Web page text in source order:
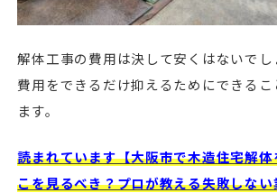
解体工事の費用は決して安くはないでし
費用をできるだけ抑えるためにできる
ます。
読まれています【大阪市で木造住宅解
こを見るべき？プロが教える失敗しな